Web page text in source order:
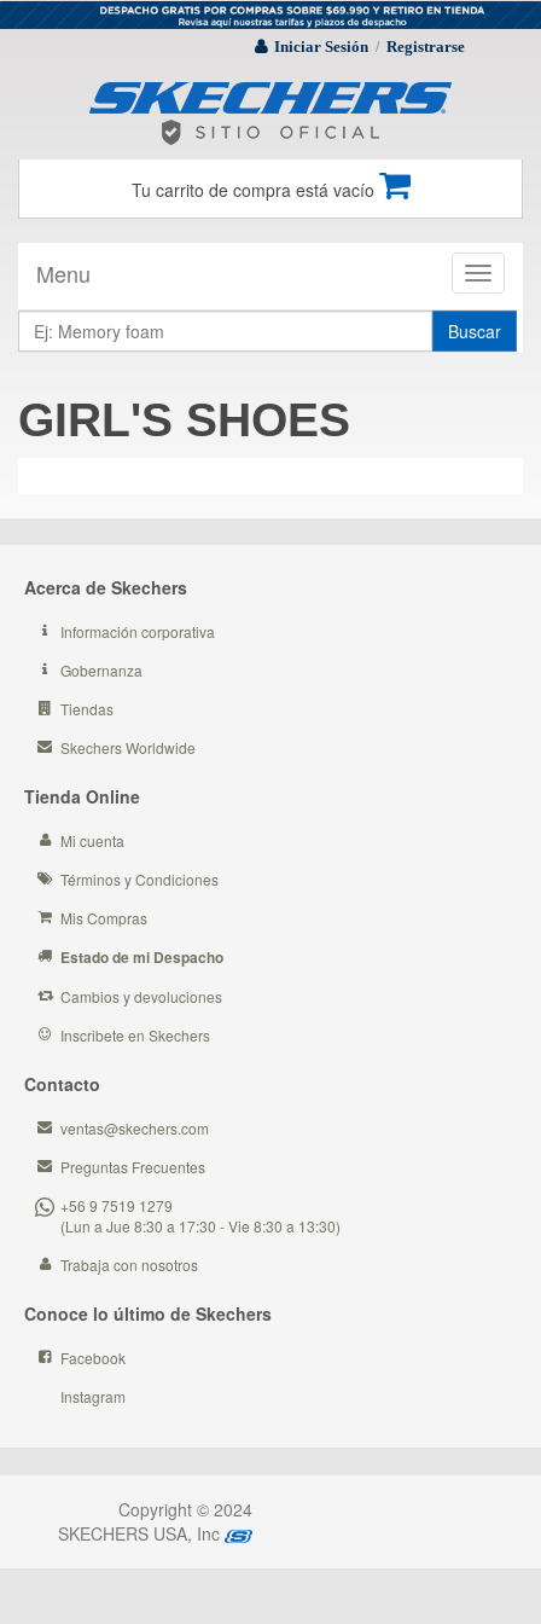
Iniciar Sesión / Registrarse
Tu carrito de compra está vacío
Toggle
Menu
Buscar
GIRL'S SHOES
Acerca de Skechers
Información corporativa
Gobernanza
Tiendas
Skechers Worldwide
Tienda Online
Mi cuenta
Términos y Condiciones
Mis Compras
Estado de mi Despacho
Cambios y devoluciones
Inscribete en Skechers
Contacto
ventas@skechers.com
Preguntas Frecuentes
+56 9 7519 1279
(Lun a Jue 8:30 a 17:30 - Vie 8:30 a 13:30)
Trabaja con nosotros
Conoce lo último de Skechers
Facebook
Instagram
Copyright © 2024
SKECHERS USA, Inc